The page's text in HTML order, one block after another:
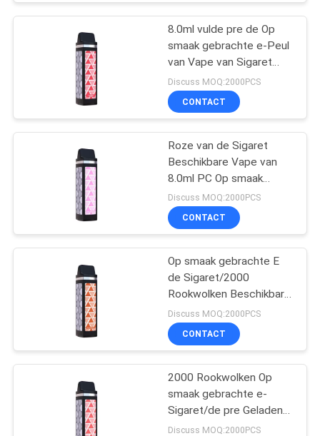
VERZOEK
SITEMAP
PRIVACY
8.0ml vulde pre de Op
smaak gebrachte e-Peul
van Vape van Sigaret
Navulbare 2000
Rookwolken Beschikbare
Discuss MOQ:2000PCS
CONTACT
Roze van de Sigaret
Beschikbare Vape van
8.0ml PC Op smaak
gebrachte E de Pen
2000 Rookwolken
Discuss MOQ:2000PCS
CONTACT
Op smaak gebrachte E
de Sigaret/2000
Rookwolken Beschikbare
Vape Pen Aluminum
Tube van 8.0ml 1.3Ω
Discuss MOQ:2000PCS
CONTACT
2000 Rookwolken Op
smaak gebrachte e-
Sigaret/de pre Geladen
Peul van 1400mAh Vape
Discuss MOQ:2000PCS